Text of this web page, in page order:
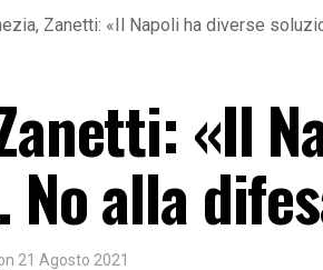
Zanetti: «Il Napoli ha diverse
«Il
alla
21 Agosto 2021